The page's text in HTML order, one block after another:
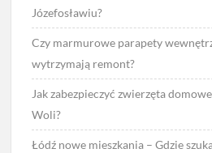
Józefosławiu?
Czy marmurowe parapety
wytrzymają remont?
Jak zabezpieczyć zwierzęta
Woli?
Łódź nowe mieszkania – Gdzie